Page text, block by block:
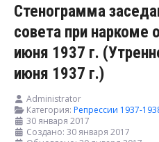
Стенограмма
совета при
июня 1937 г.
июня 1937 г.)
Administrator
Категория: Репрессии 1937-
30 января 2017
Создано: 30 января 2017